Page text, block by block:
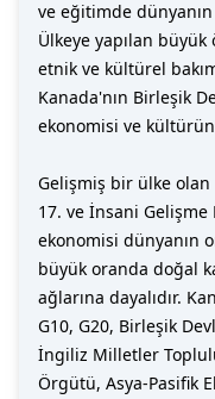
ve eğitimde
Ülkeye yapılan
etnik ve kültürel
Kanada'nın Birleşik
ekonomisi ve
Gelişmiş bir ülke
17. ve İnsani Gelişme
ekonomisi dünyanın
büyük oranda doğal
ağlarına dayalıdır.
G10, G20, Birleşik
İngiliz Milletler
Örgütü, Asya-Pasifik